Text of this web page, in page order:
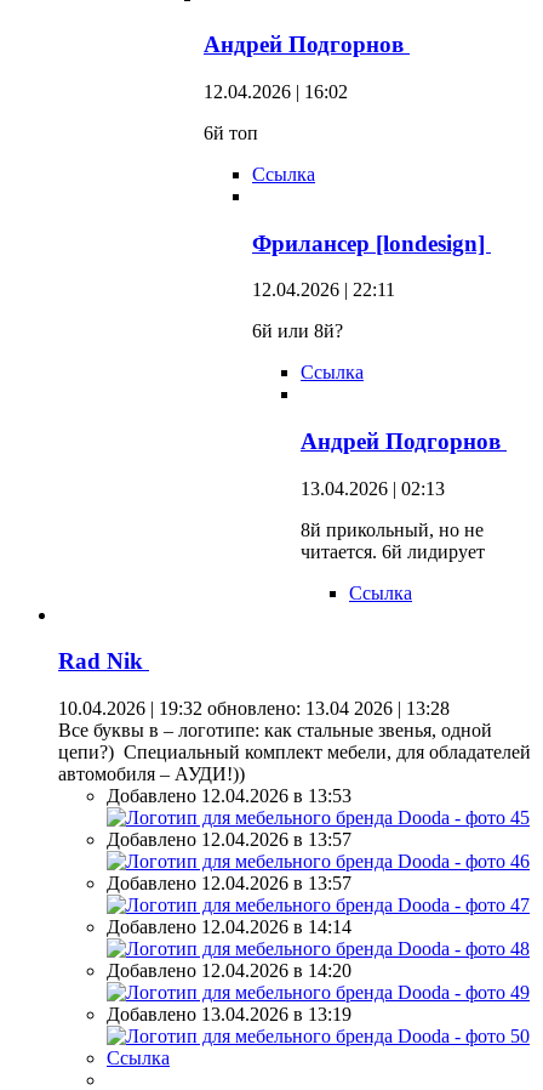
Андрей Подгорнов
12.04.2026 | 16:02
6й топ
Ссылка
Фрилансер [londesign]
12.04.2026 | 22:11
6й или 8й?
Ссылка
Андрей Подгорнов
13.04.2026 | 02:13
8й прикольный, но не
читается. 6й лидирует
Ссылка
Rad Nik
10.04.2026 | 19:32 обновлено: 13.04 2026 | 13:28
Все буквы в – логотипе: как стальные звенья, одной
цепи?) Специальный комплект мебели, для обладателей
автомобиля – АУДИ!))
Добавлено 12.04.2026 в 13:53
Добавлено 12.04.2026 в 13:57
Добавлено 12.04.2026 в 13:57
Добавлено 12.04.2026 в 14:14
Добавлено 12.04.2026 в 14:20
Добавлено 13.04.2026 в 13:19
Ссылка